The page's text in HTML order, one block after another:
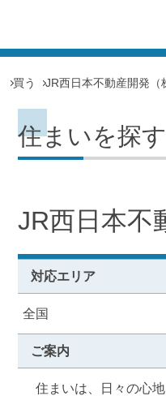
買う JR西日本不動産開発（
住まいを探す
JR西日本不
対応エリア
全国
ご案内
住まいは、日々の心